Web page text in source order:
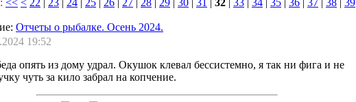
<< < 22 | 23 | 24 | 25 | 26 | 27 | 28 | 29 | 30 | 31 | 32 | 33 | 34 | 35 | 36 | 37 | 38 | 39
Отчеты о рыбалке. Осень 2024.
19:52
опять из дому удрал. Окушок клевал бессистемно, я так ни фига и не
чуть за кило забрал на копчение.